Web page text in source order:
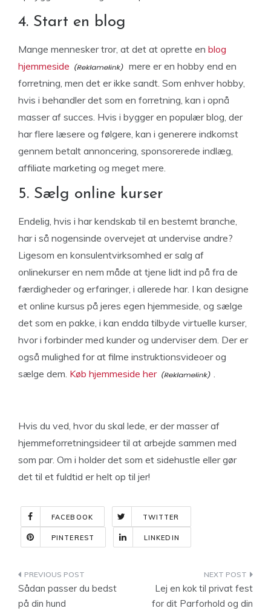
4. Start en blog
Mange mennesker tror, at det at oprette en blog
hjemmeside
mere er en hobby end en
forretning, men det er ikke sandt. Som enhver hobby,
hvis i behandler det som en forretning, kan i opnå
masser af succes. Hvis i bygger en populær blog, der
har flere læsere og følgere, kan i generere indkomst
gennem betalt annoncering, sponsorerede indlæg,
affiliate marketing og meget mere.
5. Sælg online kurser
Endelig, hvis i har kendskab til en bestemt branche,
har i så nogensinde overvejet at undervise andre?
Ligesom en konsulentvirksomhed er salg af
onlinekurser en nem måde at tjene lidt ind på fra de
færdigheder og erfaringer, i allerede har. I kan designe
et online kursus på jeres egen hjemmeside, og sælge
det som en pakke, i kan endda tilbyde virtuelle kurser,
hvor i forbinder med kunder og underviser dem. Der er
også mulighed for at filme instruktionsvideoer og
sælge dem. Køb hjemmeside her .
Hvis du ved, hvor du skal lede, er der masser af
hjemmeforretningsideer til at arbejde sammen med
som par. Om i holder det som et sidehustle eller gør
det til et fuldtid er helt op til jer!
FACEBOOK TWITTER
PINTEREST LINKEDIN
Indlægsnavigation
Sådan passer du bedst
på din hund
Lej en kok til privat fest
for dit Parforhold og din